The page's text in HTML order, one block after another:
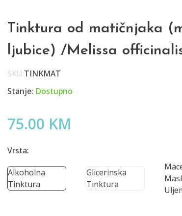
Tinktura od matičnjaka
ljubice) /Melissa
SKU:TINKMAT
Stanje: Dostupno
75.00 KM
Vrsta:
Alkoholna
Tinktura
Glicerinska
Tinktura